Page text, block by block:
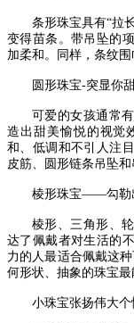
条形珠宝具有“拉
变得苗条。带吊坠的
加柔和。同样，条纹
圆形珠宝-突显你
可爱的女孩通常
造出甜美愉悦的视觉
和、低调和不引人注
皮筋、圆形链条吊坠
棱形珠宝——勾勒
棱形、三角形、
达了佩戴者对生活的
力的人最适合佩戴这
何形状、抽象的珠宝最
小珠宝张扬伟大个